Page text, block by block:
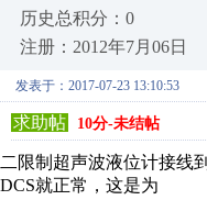
历史总积分：0
注册：2012年7月06日
发表于：2017-07-23 13:10:53
求助帖 10分-未结帖
二限制超声波液位计接线
DCS就正常，这是为